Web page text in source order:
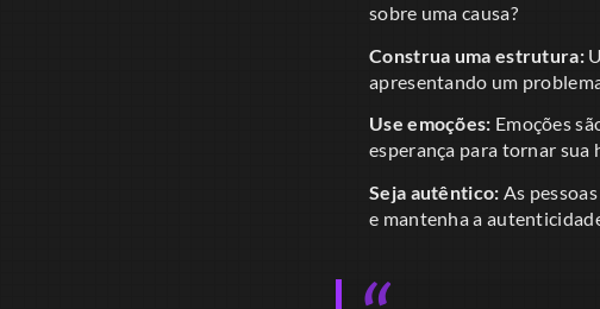
sobre uma causa?
Construa uma estrutura:
apresentando um
Use emoções: Emoções
esperança para tornar
Seja autêntico: As
e mantenha a